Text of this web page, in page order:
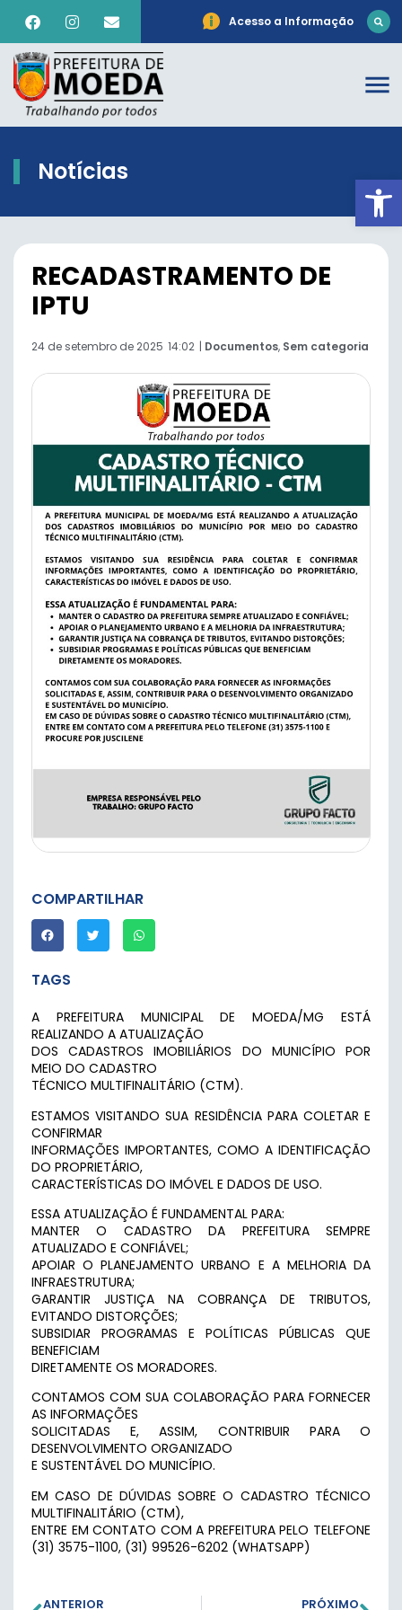
Acesso a Informação
Notícias
RECADASTRAMENTO DE
IPTU
24 de setembro de 2025 14:02 | Documentos, Sem categoria
COMPARTILHAR
TAGS
A PREFEITURA MUNICIPAL DE MOEDA/MG ESTÁ
REALIZANDO A ATUALIZAÇÃO
DOS CADASTROS IMOBILIÁRIOS DO MUNICÍPIO POR
MEIO DO CADASTRO
TÉCNICO MULTIFINALITÁRIO (CTM).
ESTAMOS VISITANDO SUA RESIDÊNCIA PARA COLETAR E
CONFIRMAR
INFORMAÇÕES IMPORTANTES, COMO A IDENTIFICAÇÃO
DO PROPRIETÁRIO,
CARACTERÍSTICAS DO IMÓVEL E DADOS DE USO.
ESSA ATUALIZAÇÃO É FUNDAMENTAL PARA:
MANTER O CADASTRO DA PREFEITURA SEMPRE
ATUALIZADO E CONFIÁVEL;
APOIAR O PLANEJAMENTO URBANO E A MELHORIA DA
INFRAESTRUTURA;
GARANTIR JUSTIÇA NA COBRANÇA DE TRIBUTOS,
EVITANDO DISTORÇÕES;
SUBSIDIAR PROGRAMAS E POLÍTICAS PÚBLICAS QUE
BENEFICIAM
DIRETAMENTE OS MORADORES.
CONTAMOS COM SUA COLABORAÇÃO PARA FORNECER
AS INFORMAÇÕES
SOLICITADAS E, ASSIM, CONTRIBUIR PARA O
DESENVOLVIMENTO ORGANIZADO
E SUSTENTÁVEL DO MUNICÍPIO.
EM CASO DE DÚVIDAS SOBRE O CADASTRO TÉCNICO
MULTIFINALITÁRIO (CTM),
ENTRE EM CONTATO COM A PREFEITURA PELO TELEFONE
(31) 3575-1100, (31) 99526-6202 (WHATSAPP)
ANTERIOR PRÓXIMO